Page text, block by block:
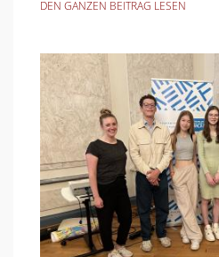
DEN GANZEN BEITRAG LESEN